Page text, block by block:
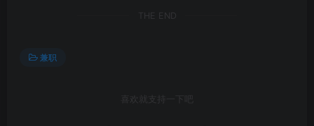
THE END
兼职
喜欢就支持一下吧